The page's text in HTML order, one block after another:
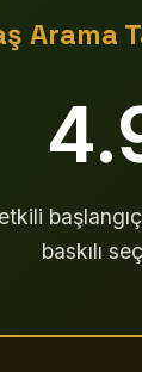
Arama
baskılı